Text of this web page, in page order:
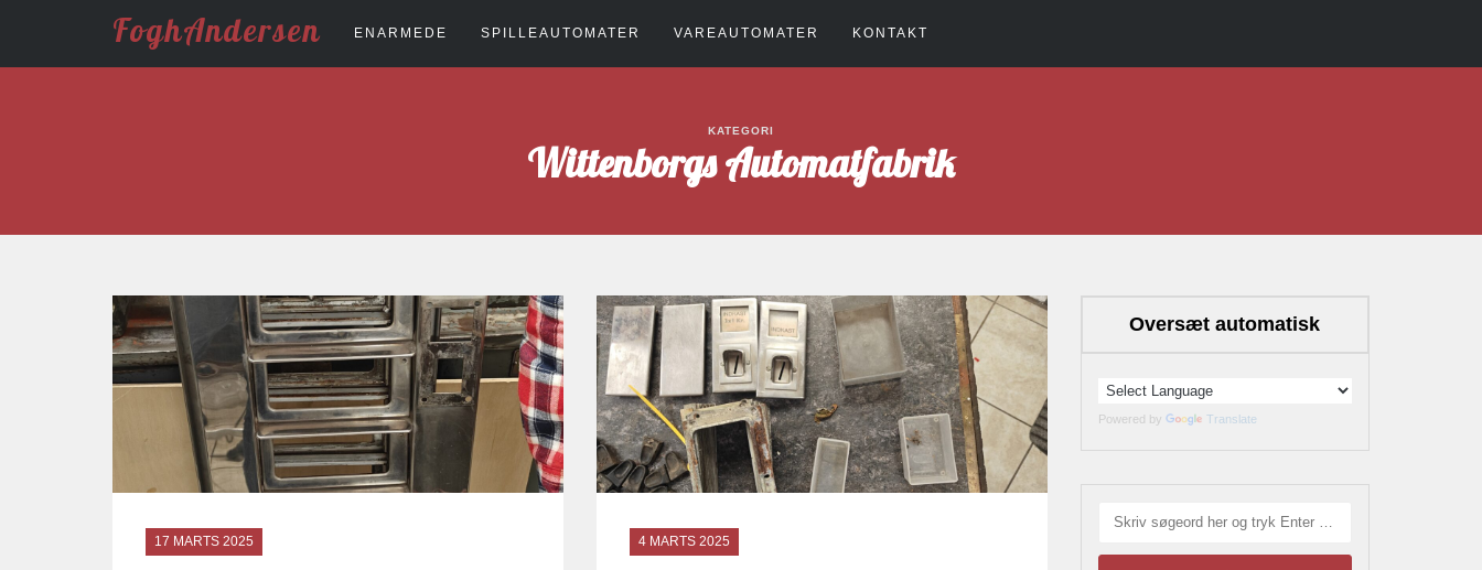
FoghAndersen ENARMEDE SPILLEAUTOMATER VAREAUTOMATER KONTAKT
KATEGORI
Wittenborgs Automatfabrik
17 MARTS 2025 4 MARTS 2025
Oversæt automatisk
Powered by Translate